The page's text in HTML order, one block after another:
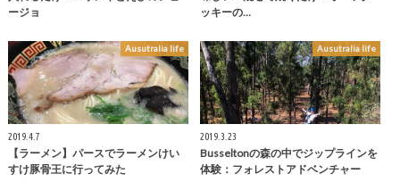
ージョ
ッキーの…
Ausutralia life
2019.4.7
【ラーメン】パースでラーメンけい
すけ豚骨王に行ってみた
Ausutralia life
2019.3.23
Busseltonの森の中でジップラインを
体験：フォレストアドベンチャー